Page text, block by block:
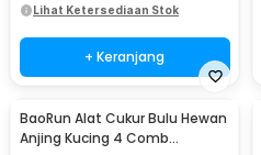
Lihat Ketersediaan Stok
+ Keranjang
BaoRun Alat Cukur Bulu Hewan
Anjing Kucing 4 Comb